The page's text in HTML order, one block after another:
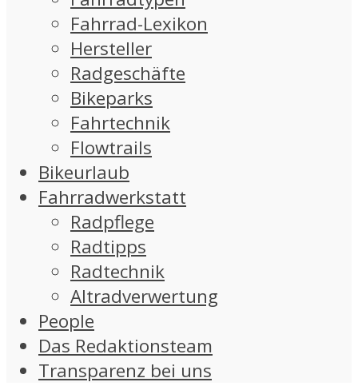
Fahrrad-Lexikon
Hersteller
Radgeschäfte
Bikeparks
Fahrtechnik
Flowtrails
Bikeurlaub
Fahrradwerkstatt
Radpflege
Radtipps
Radtechnik
Altradverwertung
People
Das Redaktionsteam
Transparenz bei uns